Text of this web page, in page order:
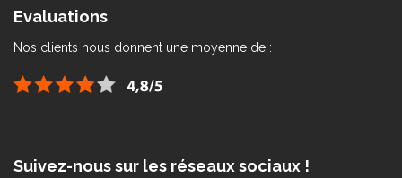
Evaluations
Nos clients nous donnent une moyenne de :
Suivez-nous sur les réseaux sociaux !